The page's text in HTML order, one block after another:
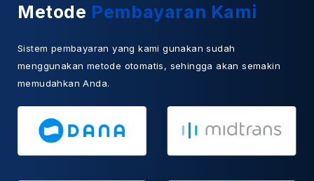
Metode Pembayaran Kami
Sistem pembayaran yang kami gunakan sudah
menggunakan metode otomatis, sehingga akan semakin
memudahkan Anda.